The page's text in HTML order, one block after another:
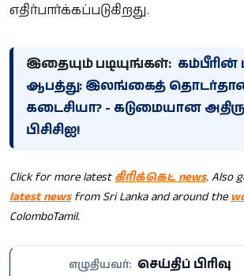
எதிர்பார்க்கப்படுகிறது.
இதையும் படியுங்கள்: கம்பீரின்
ஆபத்து: இலங்கைத்
கடைசியா? - கடுமையான
பிசிசிஐ!
Click for more latestகிரிக்கெட் news. Also
latest newsfrom Sri Lanka and around the
ColomboTamil.
எழுதியவர்: செய்திப் பிரிவு